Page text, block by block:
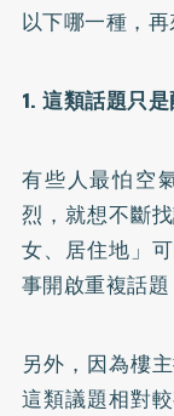
以下哪一種，再
1. 這類話題只
有些人最怕空
烈，就想不斷
女、居住地」
事開啟重複話題
另外，因為樓
這類議題相對